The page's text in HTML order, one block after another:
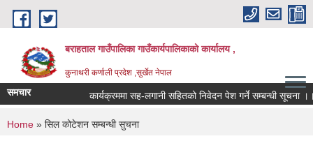
Skip to main content
बराहताल गाउँपालिका गाउँकार्यपालिकाको कार्यालय ,
कुनाथरी कर्णाली प्रदेश ,सुर्खेत नेपाल
समचार कार्यक्रममा सह-लगानी सहितको निवेदन पेश गर्ने सम्बन्धी सूचना ।।।
You are here
Home » सिल कोटेशन सम्बन्धी सुचना